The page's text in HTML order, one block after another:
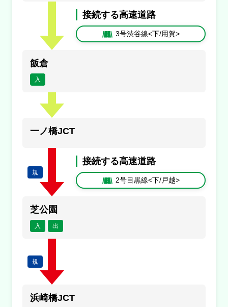
1号上野線<下/入谷>
入口閉鎖
本町
1号羽田線<上/浜崎橋>
規制
原因
規制
芝浦ＪＣＴ付近→浜崎橋ＪＣＴ付近
１車線規制
接続する高速道路
3号渋谷線<下/用賀>
飯倉
入
一ノ橋JCT
規
接続する高速道路
2号目黒線<下/戸越>
芝公園
入 出
規
浜崎橋JCT